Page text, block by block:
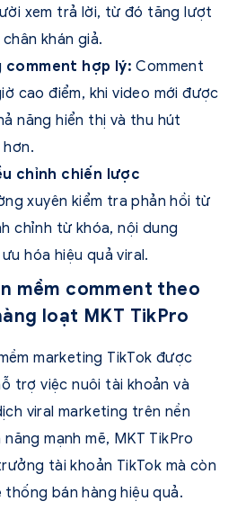
xem trả lời, từ đó tăng lượt
khán giả.
comment hợp lý:Comment
cao điểm, khi video mới được
năng hiển thị và thu hút
chỉnh chiến lược
xuyên kiểm tra phản hồi từ
chỉnh từ khóa, nội dung
hóa hiệu quả viral.
mềm comment theo
loạt MKT TikPro
marketing TikTok được
trợ việc nuôi tài khoản và
viral marketing trên nền
mạnh mẽ, MKT TikPro
tài khoản TikTok mà còn
bán hàng hiệu quả.